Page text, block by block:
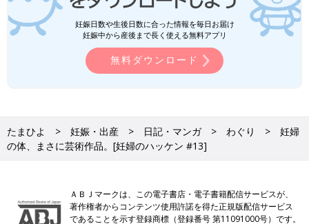
妊娠日数や生後日数に合った情報を毎日お届け
妊娠中から産後まで長く使える無料アプリ
無料ダウンロード
たまひよ 妊娠・出産 日記・マンガ わぐり
妊婦
の体、まさに芸術作品。[妊婦のハッケン #13]
ＡＢＪマークは、この電子書店・電子書籍配信サービスが、
著作権者からコンテンツ使用許諾を得た正規版配信サービス
であることを示す登録商標（登録番号 第11091000号）です。